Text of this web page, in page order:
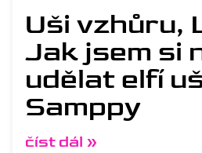
Uši vzhůru,
Jak jsem si
udělat elfí
Samppy
číst dál »